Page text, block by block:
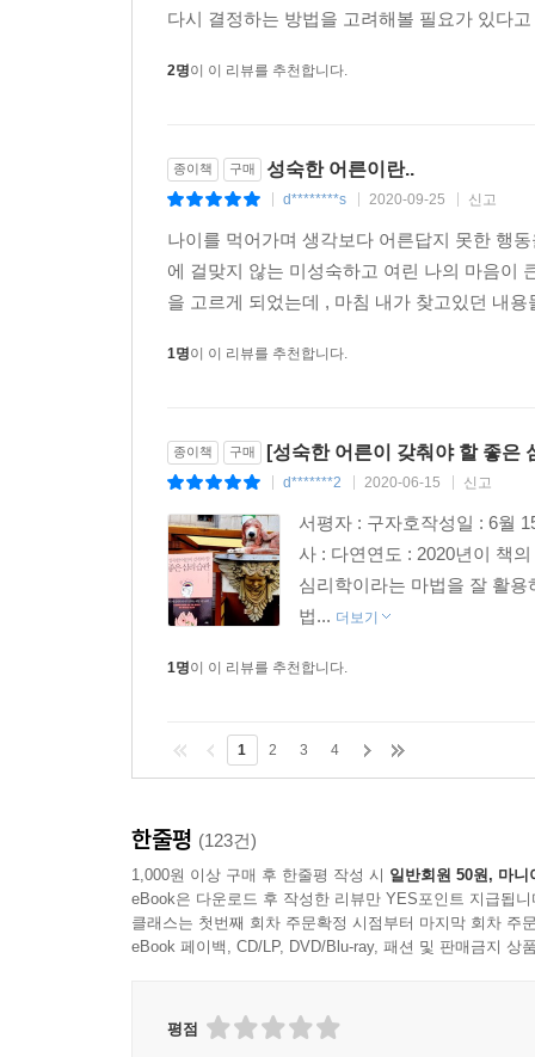
다시 결정하는 방법을 고려해볼 필요가 있다
2명이 이 리뷰를 추천합니다.
종이책 구매 성숙한 어른이란..
d********s 2020-09-25 신고
나이를 먹어가며 생각보다 어른답지 못한 행
에 걸맞지 않는 미성숙하고 여린 나의 마음이
을 고르게 되었는데 , 마침 내가 찾고있던 내
1명이 이 리뷰를 추천합니다.
종이책 구매 [성숙한 어른이 갖춰야 할 좋은
d*******2 2020-06-15 신고
서평자 : 구자호작성일 : 6월
사 : 다연연도 : 2020년이 책
심리학이라는 마법을 잘 활
법... 더보기
1명이 이 리뷰를 추천합니다.
1 2 3 4
한줄평 (123건)
1,000원 이상 구매 후 한줄평 작성 시 일반회원 50원, 마니
eBook은 다운로드 후 작성한 리뷰만 YES포인트 지급됩니
클래스는 첫번째 회차 주문확정 시점부터 마지막 회차 주
eBook 페이백, CD/LP, DVD/Blu-ray, 패션 및 판매금지 상
평점